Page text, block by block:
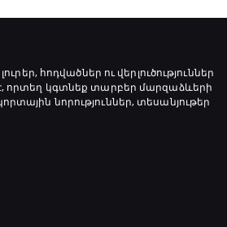
հոդվածներ ու վերլուծություններ
որտեղ կգտնեք տարբեր մարզաձևերի
նորություններ, տեսանյութեր